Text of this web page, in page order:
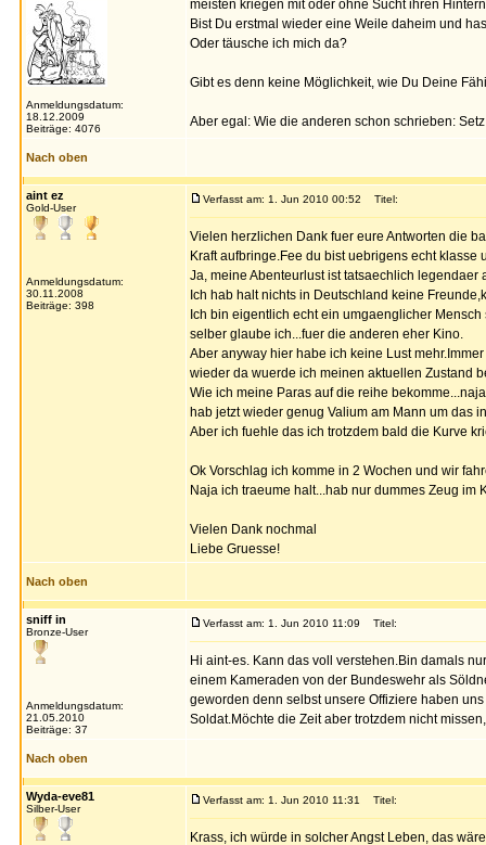
Anmeldungsdatum:
18.12.2009
Beiträge: 4076
meisten kriegen mit oder ohne Sucht ihren
Bist Du erstmal wieder eine Weile daheim und
Oder täusche ich mich da?
Gibt es denn keine Möglichkeit, wie Du Deine
Aber egal: Wie die anderen schon schrieben:
Nach oben
aint ez
Gold-User
Anmeldungsdatum:
30.11.2008
Beiträge: 398
Verfasst am: 1. Jun 2010 00:52 Titel:
Vielen herzlichen Dank fuer eure Antworten die
Kraft aufbringe.Fee du bist uebrigens echt
Ja, meine Abenteurlust ist tatsaechlich
Ich hab halt nichts in Deutschland keine
Ich bin eigentlich echt ein umgaenglicher
selber glaube ich...fuer die anderen eher Kino.
Aber anyway hier habe ich keine Lust
wieder da wuerde ich meinen aktuellen Zustand
Wie ich meine Paras auf die reihe
hab jetzt wieder genug Valium am Mann um das
Aber ich fuehle das ich trotzdem bald die Kurve
Ok Vorschlag ich komme in 2 Wochen und wir
Naja ich traeume halt...hab nur dummes Zeug
Vielen Dank nochmal
Liebe Gruesse!
Nach oben
sniff in
Bronze-User
Anmeldungsdatum:
21.05.2010
Beiträge: 37
Verfasst am: 1. Jun 2010 11:09 Titel:
Hi aint-es. Kann das voll verstehen.Bin damals
einem Kameraden von der Bundeswehr als
geworden denn selbst unsere Offiziere haben
Soldat.Möchte die Zeit aber trotzdem nicht
Nach oben
Wyda-eve81
Silber-User
Verfasst am: 1. Jun 2010 11:31 Titel:
Krass, ich würde in solcher Angst Leben, das